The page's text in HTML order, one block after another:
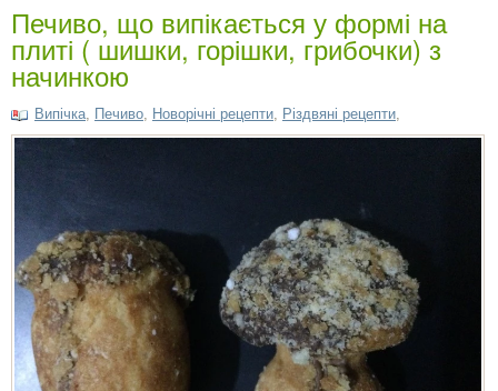
Печиво, що випікається у формі на
плиті ( шишки, горішки, грибочки) з
начинкою
Випічка Печиво Новорічні рецепти Різдвяні рецепти